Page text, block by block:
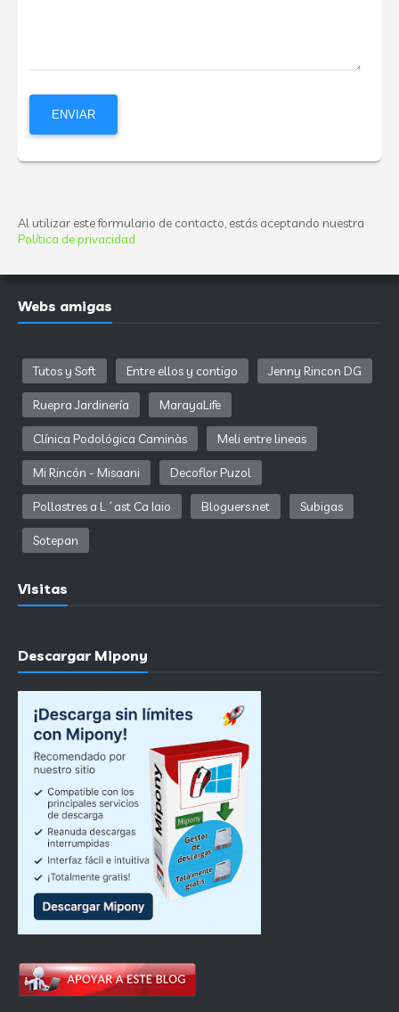
Al utilizar este formulario de contacto, estás aceptando nuestra
Política de privacidad
Webs amigas
Tutos y Soft Entre ellos y contigo Jenny Rincon DG
Ruepra Jardinería MarayaLife
Clínica Podológica Caminàs Meli entre lineas
Mi Rincón - Misaani Decoflor Puzol
Pollastres a L´ast Ca Iaio Bloguers.net Subigas
Sotepan
Visitas
Descargar Mipony